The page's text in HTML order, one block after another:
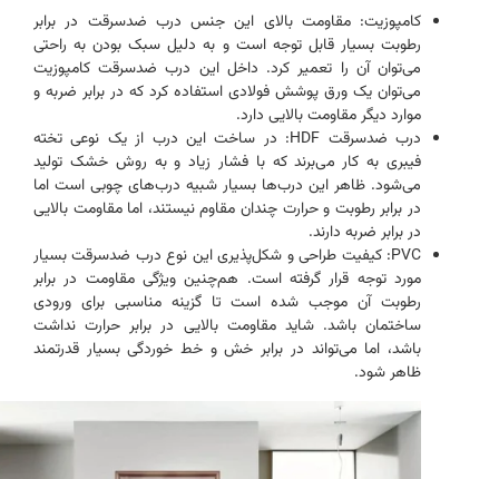
کامپوزیت: مقاومت بالای این جنس درب ضدسرقت در برابر
رطوبت بسیار قابل توجه است و به دلیل سبک بودن به راحتی
می‌توان آن را تعمیر کرد. داخل این درب ضدسرقت کامپوزیت
می‌توان یک ورق پوشش فولادی استفاده کرد که در برابر ضربه و
موارد دیگر مقاومت بالایی دارد.
درب ضدسرقت HDF: در ساخت این درب از یک نوعی تخته
فیبری به کار می‌برند که با فشار زیاد و به روش خشک تولید
می‌شود. ظاهر این درب‌ها بسیار شبیه درب‌های چوبی است اما
در برابر رطوبت و حرارت چندان مقاوم نیستند، اما مقاومت بالایی
در برابر ضربه دارند.
PVC: کیفیت طراحی و شکل‌پذیری این نوع درب ضدسرقت بسیار
مورد توجه قرار گرفته است. هم‌چنین ویژگی مقاومت در برابر
رطوبت آن موجب شده است تا گزینه مناسبی برای ورودی
ساختمان باشد. شاید مقاومت بالایی در برابر حرارت نداشت
باشد، اما می‌تواند در برابر خش و خط خوردگی بسیار قدرتمند
ظاهر شود.